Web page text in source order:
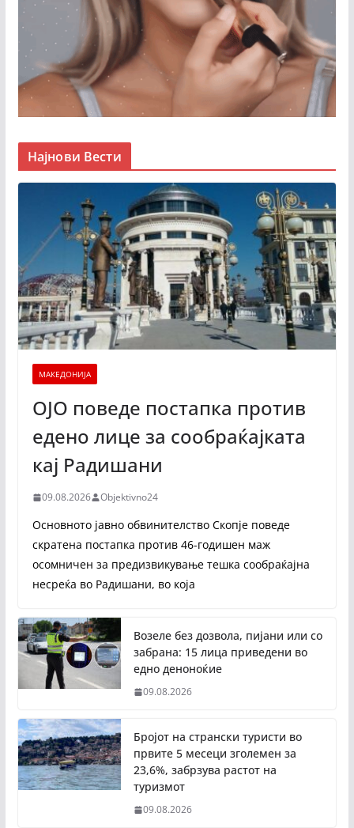
Најнови Вести
МАКЕДОНИЈА
ОЈО поведе постапка против
едено лице за сообраќајката
кај Радишани
09.08.2026 Objektivno24
Основното јавно обвинителство Скопје поведе
скратена постапка против 46-годишен маж
осомничен за предизвикување тешка сообраќајна
несреќа во Радишани, во која
Возеле без дозвола, пијани или со
забрана: 15 лица приведени во
едно деноноќие
09.08.2026
Бројот на странски туристи во
првите 5 месеци зголемен за
23,6%, забрзува растот на
туризмот
09.08.2026